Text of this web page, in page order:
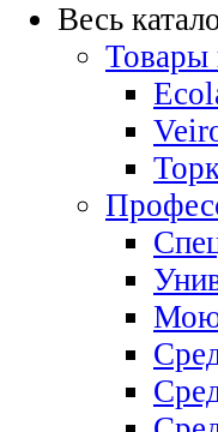
Весь
Товары